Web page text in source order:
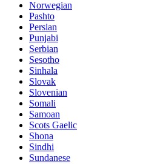
Norwegian
Pashto
Persian
Punjabi
Serbian
Sesotho
Sinhala
Slovak
Slovenian
Somali
Samoan
Scots Gaelic
Shona
Sindhi
Sundanese